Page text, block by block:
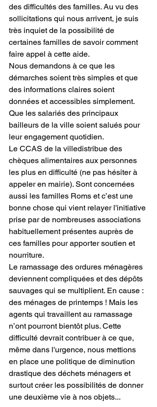
des difficultés des familles. Au vu des
sollicitations qui nous arrivent, je suis
très inquiet de la possibilité de
certaines familles de savoir comment
faire appel à cette aide.
Nous demandons à ce que les
démarches soient très simples et que
des informations claires soient
données et accessibles simplement.
Que les salariés des principaux
bailleurs de la ville soient salués pour
leur engagement quotidien.
Le CCAS de la villedistribue des
chèques alimentaires aux personnes
les plus en difficulté (ne pas hésiter à
appeler en mairie). Sont concernées
aussi les familles Roms et c’est une
bonne chose qui vient relayer l'initiative
prise par de nombreuses associations
habituellement présentes auprès de
ces familles pour apporter soutien et
nourriture.
Le ramassage des ordures ménagères
deviennent compliquées et des dépôts
sauvages qui se multiplient. En cause :
des ménages de printemps ! Mais les
agents qui travaillent au ramassage
n’ont pourront bientôt plus. Cette
difficulté devrait contribuer à ce que,
même dans l'urgence, nous mettions
en place une politique de diminution
drastique des déchets ménagers et
surtout créer les possibilités de donner
une deuxième vie à nos objets...